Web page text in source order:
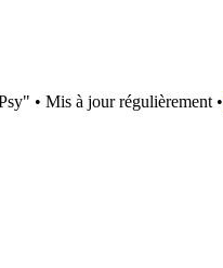
• Mis à jour régulièrement •